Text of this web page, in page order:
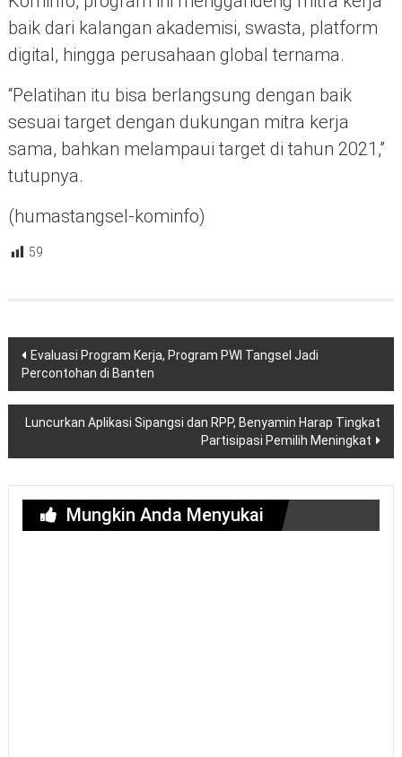
baik dari kalangan akademisi, swasta, platform
digital, hingga perusahaan global ternama.
“Pelatihan itu bisa berlangsung dengan baik
sesuai target dengan dukungan mitra kerja
sama, bahkan melampaui target di tahun 2021,”
tutupnya.
(humastangsel-kominfo)
59
Navigasi
pos
Evaluasi Program Kerja, Program PWI Tangsel Jadi
Percontohan di Banten
Luncurkan Aplikasi Sipangsi dan RPP, Benyamin Harap Tingkat
Partisipasi Pemilih Meningkat
Mungkin Anda Menyukai